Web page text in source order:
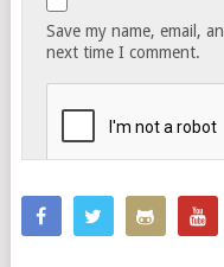
Save my name, email,
next time I comment.